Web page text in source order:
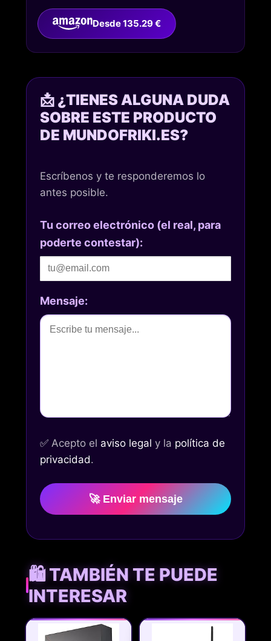
Desde 135.29 €
📩 ¿TIENES ALGUNA DUDA
SOBRE ESTE PRODUCTO
DE MUNDOFRIKI.ES?
Escríbenos y te responderemos lo
antes posible.
Tu correo electrónico (el real, para
poderte contestar):
Mensaje:
✅ Acepto el aviso legal y la política de
privacidad.
🚀 Enviar mensaje
🛍️ TAMBIÉN TE PUEDE
INTERESAR